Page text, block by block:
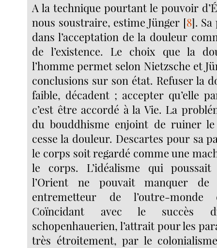
A la technique pourtant le pouvoir
nous soustraire, estime Jünger [8].
dans l’acceptation de la douleur
de l’existence. Le choix que la
l’homme permet selon Nietzsche et
conclusions sur son état. Refuser la
faible, décadent ; accepter qu’elle
c’est être accordé à la Vie. La
du bouddhisme enjoint de ruiner
cesse la douleur. Descartes pour sa
le corps soit regardé comme une
le corps. L’idéalisme qui poussait
l’Orient ne pouvait manquer de
entremetteur de l’outre-monde
Coïncidant avec le succès
schopenhauerien, l’attrait pour les
très étroitement, par le